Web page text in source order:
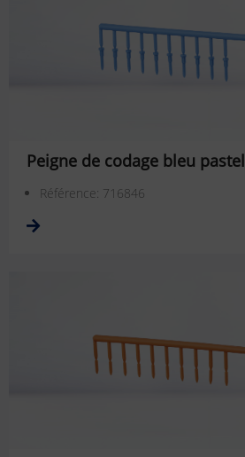
Peigne de codage bleu pastel
Référence: 716846